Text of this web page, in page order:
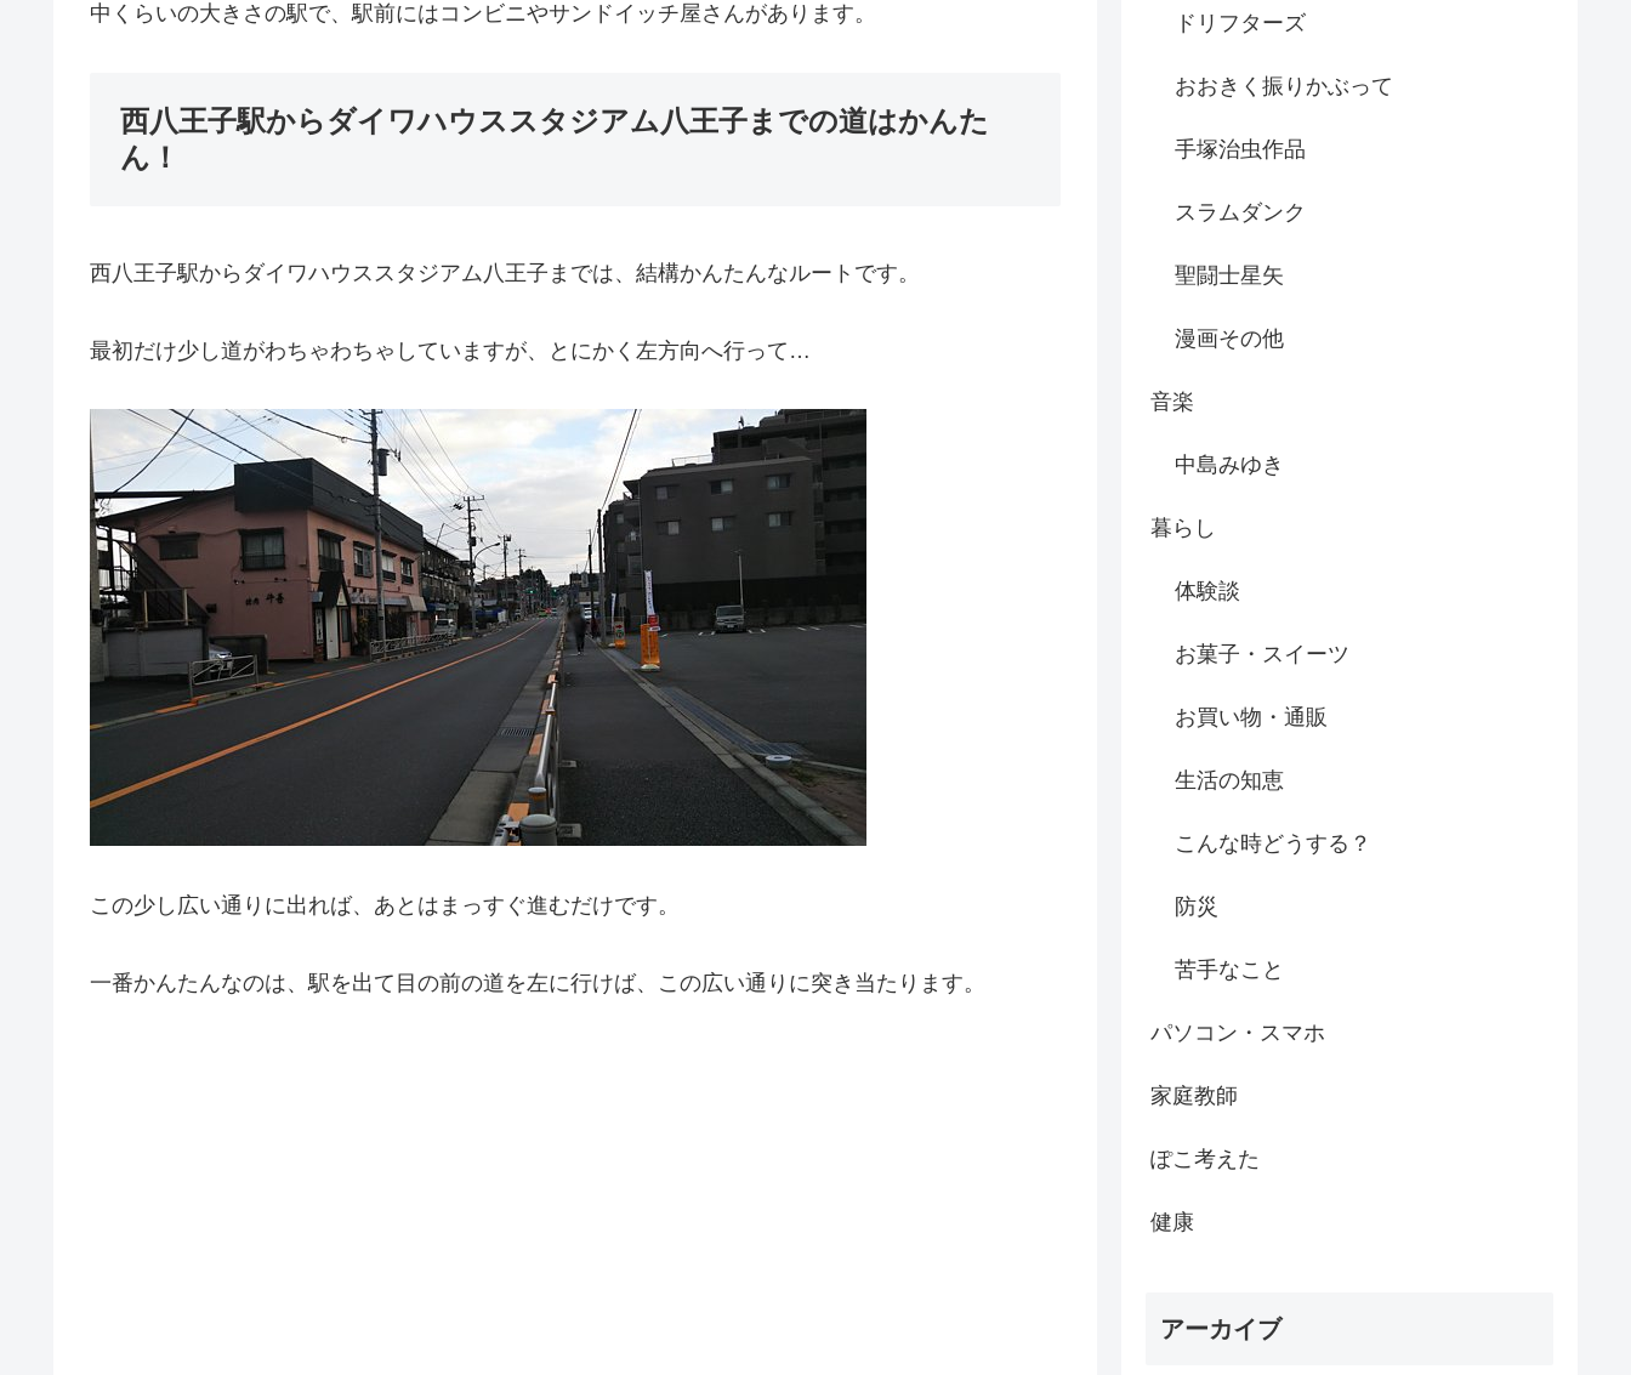
中くらいの大きさの駅で、駅前にはコンビニやサンドイッチ屋さんがあります。
西八王子駅からダイワハウススタジアム八王子までの道はかんた
ん！
西八王子駅からダイワハウススタジアム八王子までは、結構かんたんなルートです。
最初だけ少し道がわちゃわちゃしていますが、とにかく左方向へ行って…
この少し広い通りに出れば、あとはまっすぐ進むだけです。
一番かんたんなのは、駅を出て目の前の道を左に行けば、この広い通りに突き当たります。
ドリフターズ
おおきく振りかぶって
手塚治虫作品
スラムダンク
聖闘士星矢
漫画その他
音楽
中島みゆき
暮らし
体験談
お菓子・スイーツ
お買い物・通販
生活の知恵
こんな時どうする？
防災
苦手なこと
パソコン・スマホ
家庭教師
ぽこ考えた
健康
アーカイブ